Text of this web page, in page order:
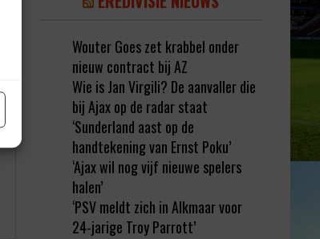
Wouter Goes zet krabbel onder
nieuw contract bij AZ
Wie is Jan Virgili? De aanvaller die
bij Ajax op de radar staat
‘Sunderland aast op de
handtekening van Ernst Poku’
‘Ajax wil nog vijf nieuwe spelers
halen’
‘PSV meldt zich in Alkmaar voor
24-jarige Troy Parrott’